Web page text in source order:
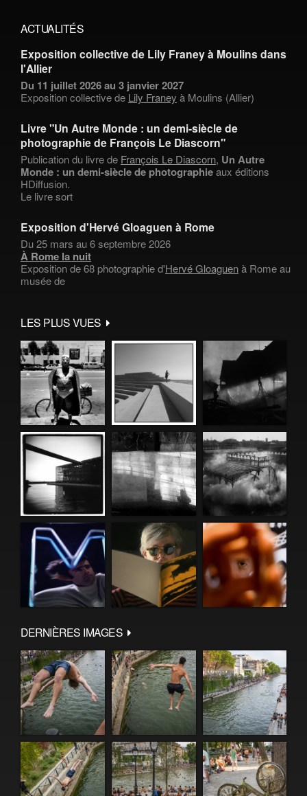
ACTUALITÉS
Exposition collective de Lily Franey à Moulins dans
l'Allier
Du 11 juillet 2026 au 3 janvier 2027
Exposition collective de Lily Franey à Moulins (Allier)
Livre "Un Autre Monde : un demi-siècle de
photographie de François Le Diascorn"
Publication du livre de François Le Diascorn, Un Autre
Monde : un demi-siècle de photographieaux éditions
HDiffusion.
Le livre sort
Exposition d'Hervé Gloaguen à Rome
Du 25 mars au 6 septembre 2026
À Rome la nuit
Exposition de 68 photographie d'Hervé Gloaguenà Rome au
musée de
LES PLUS VUES
DERNIÈRES IMAGES